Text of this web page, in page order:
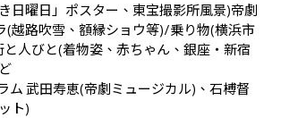
日曜日」ポスター、東宝撮影所風景)帝劇
(越路吹雪、額縁ショウ等)/乗り物(横浜市
人びと(着物姿、赤ちゃん、銀座・新宿
ム 武田寿恵(帝劇ミュージカル)、石榑督
ト)